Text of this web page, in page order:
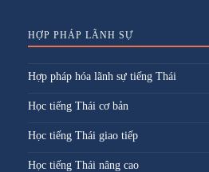
HỢP PHÁP LÃNH SỰ
Hợp pháp hóa lãnh sự tiếng Thái
Học tiếng Thái cơ bản
Học tiếng Thái giao tiếp
Học tiếng Thái nâng cao